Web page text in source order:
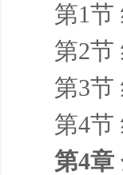
第1节
第2节
第3节
第4节
第4章